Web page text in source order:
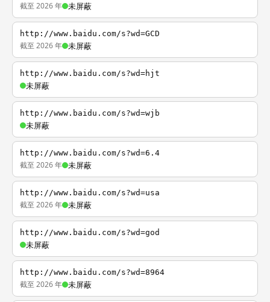
截至 2026 年 未屏蔽
http://www.baidu.com/s?wd=GCD
截至 2026 年 未屏蔽
http://www.baidu.com/s?wd=hjt
未屏蔽
http://www.baidu.com/s?wd=wjb
未屏蔽
http://www.baidu.com/s?wd=6.4
截至 2026 年 未屏蔽
http://www.baidu.com/s?wd=usa
截至 2026 年 未屏蔽
http://www.baidu.com/s?wd=god
未屏蔽
http://www.baidu.com/s?wd=8964
截至 2026 年 未屏蔽